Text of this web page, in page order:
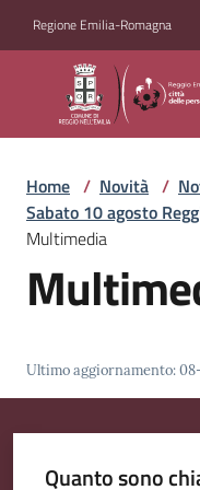
Regione Emilia-Romagna
Amministrazione
Reggio
Home / Novità /
Sabato 10 agosto
Multimedia
Ultimo aggiornamento:
Quanto sono